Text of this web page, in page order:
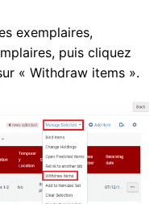
exemplaires,
puis cliquez
« Withdraw items ».